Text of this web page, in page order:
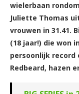
wielerbaan
Juliette Thomas
vrouwen in 31.41.
(18 jaar!) die won
persoonlijk record
Redbeard, hazen